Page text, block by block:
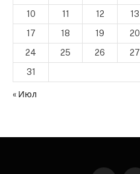
10
11 12 13
17
18 19 20
24
25 26 27
31
« Июл